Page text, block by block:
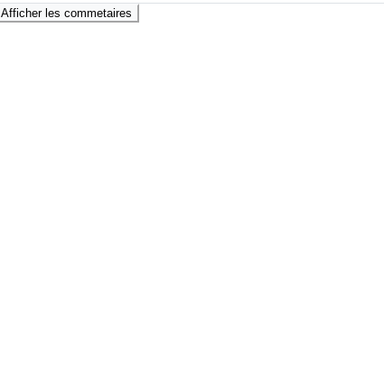
Afficher les commetaires